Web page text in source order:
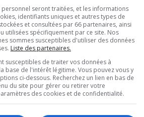
seront traitées, et les informations
identifiants uniques et autres types de
et consultées par 66 partenaires, ainsi
utilisées spécifiquement par ce site. Nos
sommes susceptibles d'utiliser des données
Liste des partenaires.
susceptibles de traiter vos données à
base de l'intérêt légitime. Vous pouvez vous y
ci-dessous. Recherchez un lien en bas de
du site pour gérer ou retirer votre
des cookies et de confidentialité.